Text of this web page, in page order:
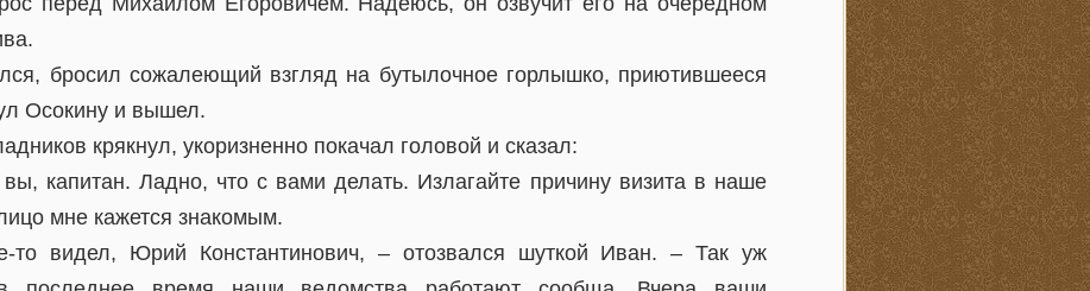
бросил сожалеющий взгляд на бутылочное горлышко, приютившееся
Осокину и вышел.
крякнул, укоризненно покачал головой и сказал:
капитан. Ладно, что с вами делать. Излагайте причину визита в наше
мне кажется знакомым.
видел, Юрий Константинович, – отозвался шуткой Иван. – Так уж